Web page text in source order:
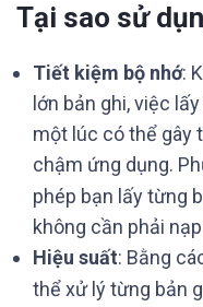
Tại sao sử
Tiết kiệm bộ nhớ:
lớn bản ghi, việc
một lúc có thể gây
chậm ứng dụng.
phép bạn lấy từng
không cần phải
Hiệu suất: Bằng
thể xử lý từng bản